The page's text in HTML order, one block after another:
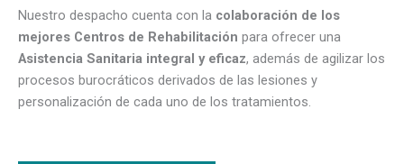
Nuestro despacho cuenta con la colaboración de los
mejores Centros de Rehabilitación para ofrecer una
Asistencia Sanitaria integral y eficaz, además de agilizar los
procesos burocráticos derivados de las lesiones y
personalización de cada uno de los tratamientos.